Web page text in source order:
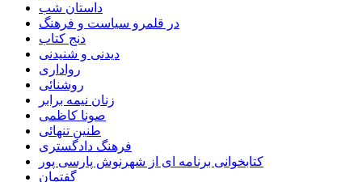
داستان شب
در قلمرو سیاست و فرهنگ
دنج کتاب
دیدنی و شنیدنی
رواداری
روشنائی
زنان نیمه برابر
صونا کاظمی
طنین تنهائی
فرهنگ دادگستری
کتابخوانی برنامه ای از شهرنوش پارسی پور
گفتمان